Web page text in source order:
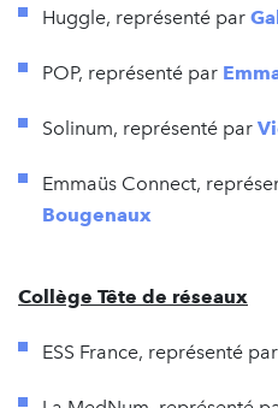
Huggle, représenté par
POP, représenté par
Solinum, représenté par
Emmaüs Connect,
Bougenaux
Collège Tête de réseaux
ESS France, représenté par